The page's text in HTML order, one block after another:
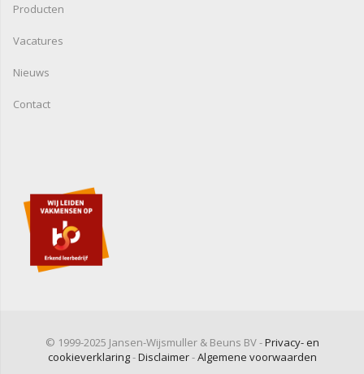
Producten
Vacatures
Nieuws
Contact
© 1999-2025 Jansen-Wijsmuller & Beuns BV -Privacy- en
cookieverklaring-Disclaimer-Algemene voorwaarden